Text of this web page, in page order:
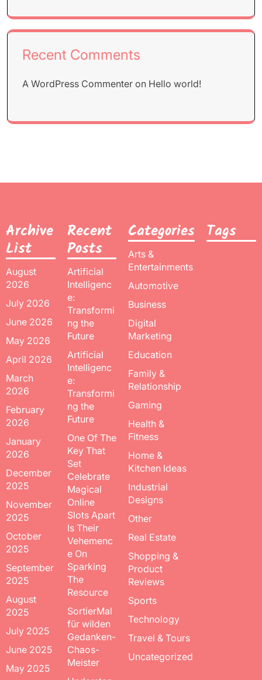
Recent Comments
A WordPress Commenter on Hello world!
Archive
List
August
2026
July 2026
June 2026
May 2026
April 2026
March
2026
February
2026
January
2026
December
2025
November
2025
October
2025
September
2025
August
2025
July 2025
June 2025
May 2025
Recent
Posts
Artificial
Intelligenc
e:
Transformi
ng the
Future
Artificial
Intelligenc
e:
Transformi
ng the
Future
One Of The
Key That
Set
Celebrate
Magical
Online
Slots Apart
Is Their
Vehemenc
e On
Sparking
The
Resource
SortierMal
für wilden
Gedanken-
Chaos-
Meister
Categories
Arts &
Entertainments
Automotive
Business
Digital
Marketing
Education
Family &
Relationship
Gaming
Health &
Fitness
Home &
Kitchen Ideas
Industrial
Designs
Other
Real Estate
Shopping &
Product
Reviews
Sports
Technology
Travel & Tours
Uncategorized
Tags